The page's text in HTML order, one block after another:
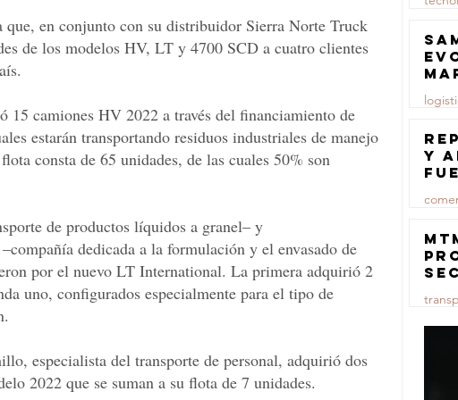
en conjunto con su distribuidor Sierra Norte Truck
de los modelos HV, LT y 4700 SCD a cuatro clientes
15 camiones HV 2022 a través del financiamiento de
estarán transportando residuos industriales de manejo
consta de 65 unidades, de las cuales 50% son
de productos líquidos a granel– y
dedicada a la formulación y el envasado de
por el nuevo LT International. La primera adquirió 2
uno, configurados especialmente para el tipo de
especialista del transporte de personal, adquirió dos
2022 que se suman a su flota de 7 unidades.
23 jul
23 jul
y
23 jul